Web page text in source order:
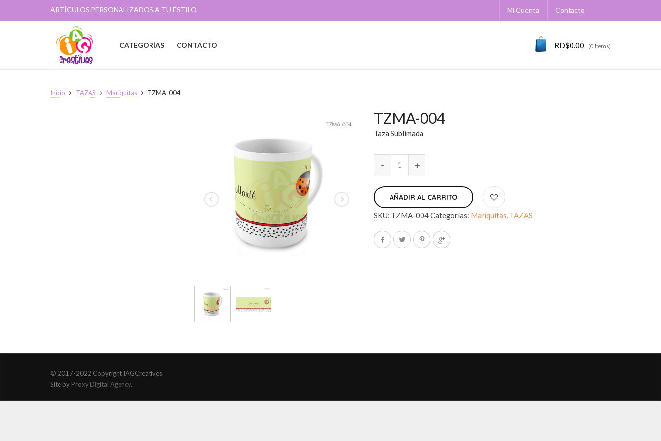
ARTÍCULOS PERSONALIZADOS A TU ESTILO Mi Cuenta Contacto
RD$0.00 (0 items)
CATEGORÍAS CONTACTO
Inicio TAZAS Mariquitas TZMA-004
TZMA-004
Taza Sublimada
AÑADIR AL CARRITO
SKU: TZMA-004Categorías: Mariquitas, TAZAS
© 2017-2022 Copyright IAGCreatives.
Site by Proxy Digital Agency.